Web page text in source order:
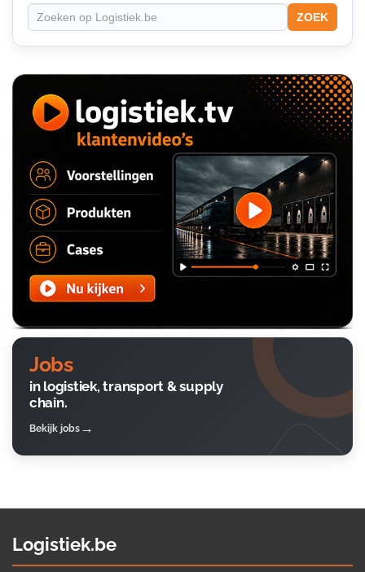
ZOEK
Jobs
in logistiek, transport & supply
chain.
Bekijk jobs
Logistiek.be